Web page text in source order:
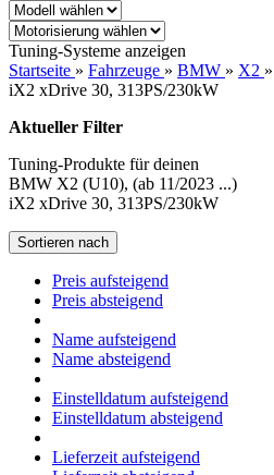
Tuning-Systeme anzeigen
Startseite » Fahrzeuge » BMW » X2 »
iX2 xDrive 30, 313PS/230kW
Aktueller Filter
Tuning-Produkte für deinen
BMW X2 (U10), (ab 11/2023 ...)
iX2 xDrive 30, 313PS/230kW
Sortieren nach
Preis aufsteigend
Preis absteigend
Name aufsteigend
Name absteigend
Einstelldatum aufsteigend
Einstelldatum absteigend
Lieferzeit aufsteigend